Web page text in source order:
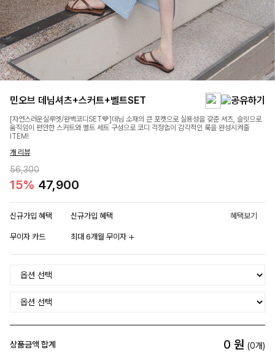
민오브 데님셔츠+스커트+벨트SET
[자연스러운실루엣/완벽코디SET💙]데님 소재의 큰 포켓으로 실용성을 갖춘 셔츠, 슬릿으로
움직임이 편안한 스커트와 벨트 세트 구성으로 코디 걱정없이 감각적인 룩을 완성시켜줄
ITEM!
개 리뷰
56,300
15% 47,900
신규가입 혜택 신규가입 혜택 혜택보기
무이자 카드 최대 6개월 무이자
상품금액 합계 0 원 (0개)